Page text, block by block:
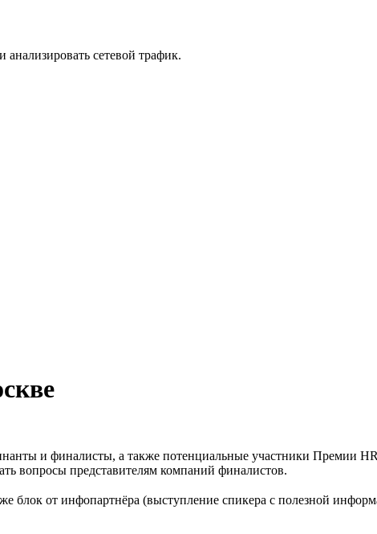
сетевой трафик.
и финалисты, а также потенциальные участники Премии
вопросы представителям компаний финалистов.
блок от инфопартнёра (выступление спикера с полезной